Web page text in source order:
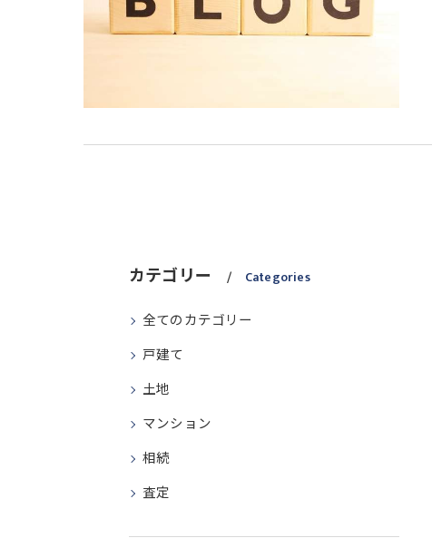
カテゴリー Categories
全てのカテゴリー
戸建て
土地
マンション
相続
査定